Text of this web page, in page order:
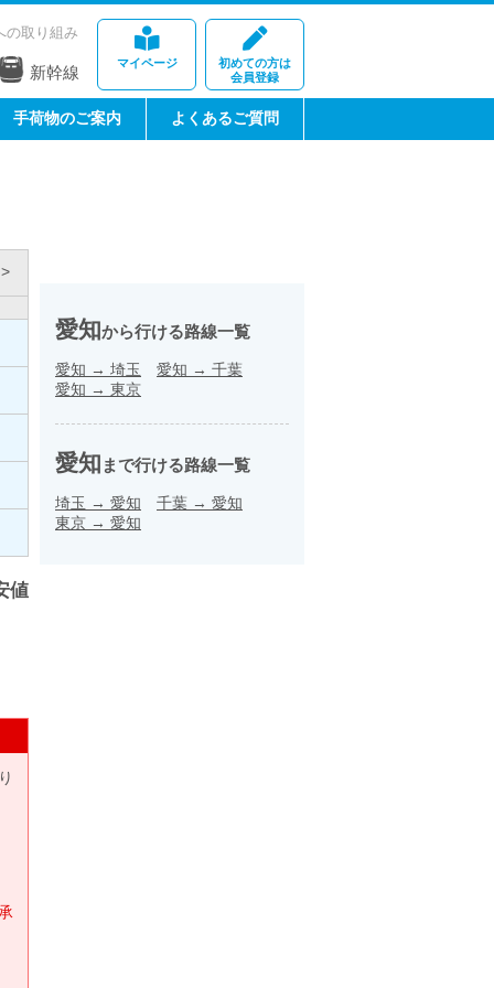
マイページ
初めての方は
会員登録
の取り組み
新幹線
手荷物のご案内 よくあるご質問
値
愛知から行ける路線一覧
愛知 → 埼玉 愛知 → 千葉
愛知 → 東京
愛知 まで行ける路線一覧
埼玉 → 愛知 千葉 → 愛知
東京 → 愛知